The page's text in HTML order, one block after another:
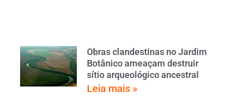
Obras clandestinas no Jardim
Botânico ameaçam destruir
sítio arqueológico ancestral
Leia mais »